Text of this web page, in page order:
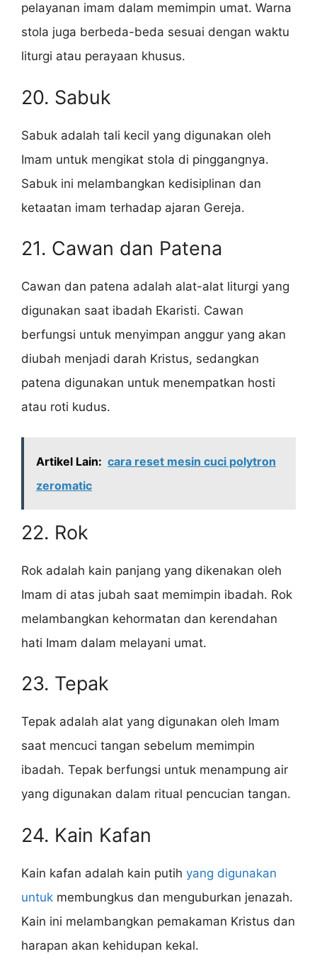
pelayanan imam dalam memimpin umat. Warna
stola juga berbeda-beda sesuai dengan waktu
liturgi atau perayaan khusus.
20. Sabuk
Sabuk adalah tali kecil yang digunakan oleh
Imam untuk mengikat stola di pinggangnya.
Sabuk ini melambangkan kedisiplinan dan
ketaatan imam terhadap ajaran Gereja.
21. Cawan dan Patena
Cawan dan patena adalah alat-alat liturgi yang
digunakan saat ibadah Ekaristi. Cawan
berfungsi untuk menyimpan anggur yang akan
diubah menjadi darah Kristus, sedangkan
patena digunakan untuk menempatkan hosti
atau roti kudus.
Artikel Lain: cara reset mesin cuci polytron
zeromatic
22. Rok
Rok adalah kain panjang yang dikenakan oleh
Imam di atas jubah saat memimpin ibadah. Rok
melambangkan kehormatan dan kerendahan
hati Imam dalam melayani umat.
23. Tepak
Tepak adalah alat yang digunakan oleh Imam
saat mencuci tangan sebelum memimpin
ibadah. Tepak berfungsi untuk menampung air
yang digunakan dalam ritual pencucian tangan.
24. Kain Kafan
Kain kafan adalah kain putih yang digunakan
untuk membungkus dan menguburkan jenazah.
Kain ini melambangkan pemakaman Kristus dan
harapan akan kehidupan kekal.